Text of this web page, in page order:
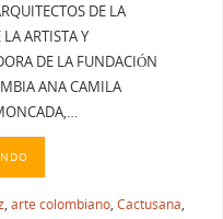
DE LA
ARTISTA Y
DE LA FUNDACIÓN
ANA CAMILA
, arte colombiano, Cactusana,